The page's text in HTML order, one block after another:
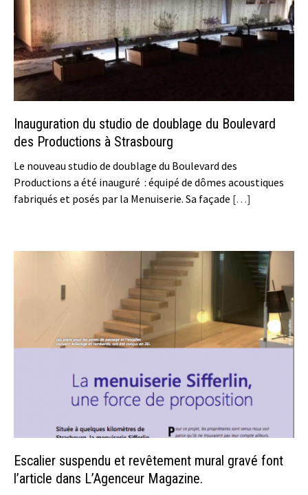
Inauguration du studio de doublage du Boulevard
des Productions à Strasbourg
Le nouveau studio de doublage du Boulevard des
Productions a été inauguré : équipé de dômes acoustiques
fabriqués et posés par la Menuiserie. Sa façade […]
Escalier suspendu et revêtement mural gravé font
l’article dans L’Agenceur Magazine.